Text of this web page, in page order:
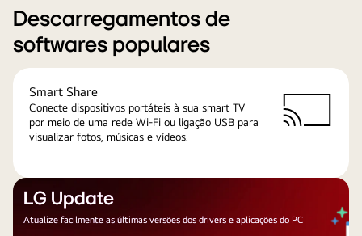
Descarregamentos de
softwares populares
Smart Share
Conecte dispositivos portáteis à sua smart TV
por meio de uma rede Wi-Fi ou ligação USB para
visualizar fotos, músicas e vídeos.
LG Update
Atualize facilmente as últimas versões dos drivers e aplicações do PC